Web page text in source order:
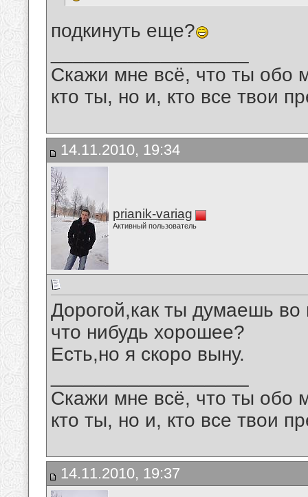
подкинуть еще?
Скажи мне всё, что ты обо
кто ты, но и, кто все твои
14.11.2010, 19:34
prianik-variag
Активный пользователь
Дорогой,как ты думаешь во
что нибудь хорошее?
Есть,но я скоро выну.
Скажи мне всё, что ты обо
кто ты, но и, кто все твои
14.11.2010, 19:37